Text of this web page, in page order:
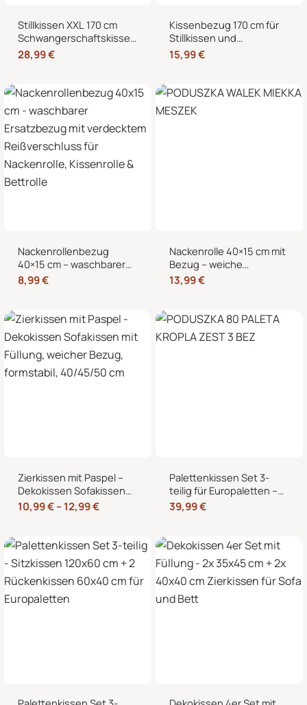
Stillkissen XXL 170 cm
Schwangerschaftskissen
Seitenschläferkissen U-
Form mit abnehmbarem
28,99€
Kissenbezug 170 cm für
Stillkissen und
Seitenschläferkissen –
weicher Ersatzbezug mit
15,99€
Nackenrollenbezug
40×15 cm – waschbarer
Ersatzbezug mit
verdecktem
Nackenrolle, Kissenrolle &
8,99€
Nackenrolle 40×15 cm mit
Bezug – weiche
Kissenrolle in Samt-Optik,
Nackenstütze,
dekorative Bettrolle für
13,99€
Zierkissen mit Paspel –
Dekokissen Sofakissen
mit Füllung, weicher
Bezug, formstabil,
10,99€–12,99€
Palettenkissen Set 3-
teilig für Europaletten –
Sitzkissen 120×80 cm + 2
Rückenkissen 40×60 cm
39,99€